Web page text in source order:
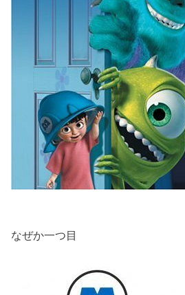
なぜか一つ目